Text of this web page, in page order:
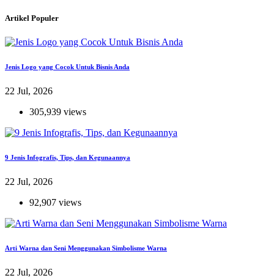
Artikel Populer
Jenis Logo yang Cocok Untuk Bisnis Anda
22 Jul, 2026
305,939 views
9 Jenis Infografis, Tips, dan Kegunaannya
22 Jul, 2026
92,907 views
Arti Warna dan Seni Menggunakan Simbolisme Warna
22 Jul, 2026